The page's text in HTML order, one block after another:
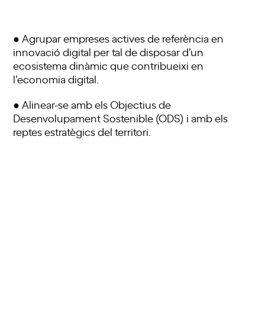
● Agrupar empreses actives de referència en
innovació digital per tal de disposar d’un
ecosistema dinàmic que contribueixi en
l’economia digital.
● Alinear-se amb els Objectius de
Desenvolupament Sostenible (ODS) i amb els
reptes estratègics del territori.